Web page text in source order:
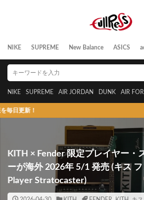
NIKE SUPREME New Balance ASICS
NIKE SUPREME AIR JORDAN DUNK AIR
KITH × Fender 限定プレイヤー・
ーが海外 2026年 5/1 発売 (キス
Player Stratocaster)